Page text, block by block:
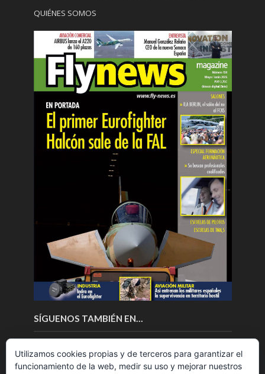
QUIÉNES SOMOS
SÍGUENOS TAMBIÉN EN…
Utilizamos cookies propias y de terceros para garantizar el
funcionamiento de la web, medir su uso y mejorar nuestros